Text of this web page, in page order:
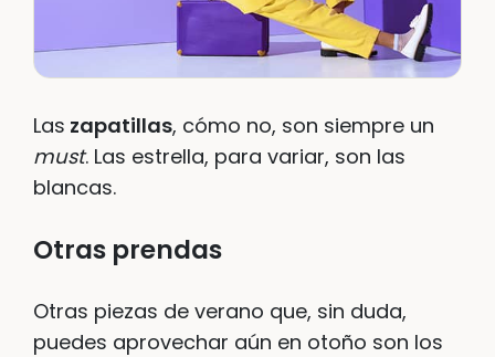
Las zapatillas, cómo no, son siempre un
must. Las estrella, para variar, son las
blancas.
Otras prendas
Otras piezas de verano que, sin duda,
puedes aprovechar aún en otoño son los